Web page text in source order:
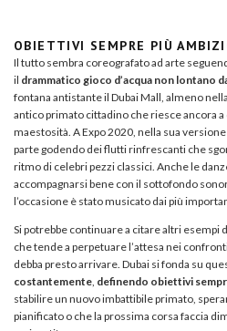
OBIETTIVI SEMPRE PIÙ
Il tutto sembra coreografato ad arte
il drammatico gioco d’acqua non lontano
fontana antistante il Dubai Mall, almeno
antico primato cittadino che riesce ancora
maestosità. A Expo 2020, nella sua
parte godendo dei flutti rinfrescanti che
ritmo di celebri pezzi classici. Anche le
accompagnarsi bene con il sottofondo
l’occasione è stato musicato dai più
Si potrebbe continuare a citare altri esempi
che tende a perpetuare l’attesa nei
debba presto arrivare. Dubai si fonda su
costantemente definendo obiettivi
stabilire un nuovo imbattibile primato,
pianificato o che la prossima corsa faccia